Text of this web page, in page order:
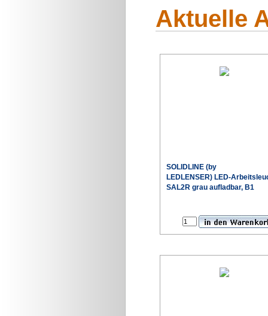
Aktuelle
SOLIDLINE (by
LEDLENSER) LED-
SAL2R grau aufladbar, B1